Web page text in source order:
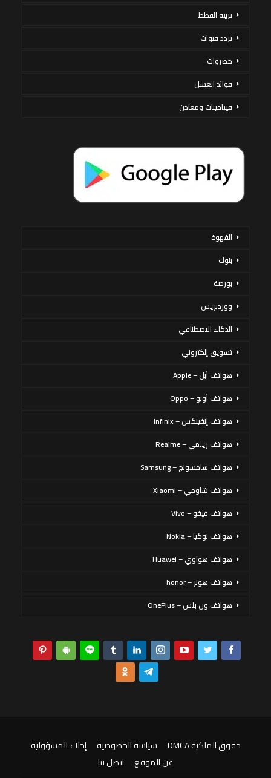
تربية القطط
تردد قنوات
خضروات
فوائد العسل
فيتامينات ومعادن
القهوة
بنوك
بورصة
ووردبريس
الذكاء الاصطناعي
تسويق إلكتروني
هواتف أبل – Apple
هواتف أوبو – Oppo
هواتف إنفينكس – Infinix
هواتف ريلمي – Realme
هواتف سامسونج – Samsung
هواتف شاومي – Xiaomi
هواتف فيفو – Vivo
هواتف نوكيا – Nokia
هواتف هواوي – Huawei
هواتف هونر – honor
هواتف ون بلس – OnePlus
حقوق الملكية DMCA سياسة الخصوصية
إخلاء المسؤولية
عن الموقع
اتصل بنا